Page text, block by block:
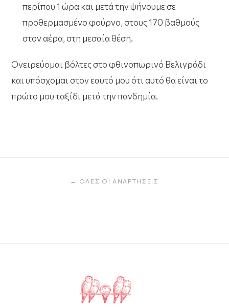
περίπου 1 ώρα και μετά την ψήνουμε σε
προθερμασμένο φούρνο, στους 170 βαθμούς
στον αέρα, στη μεσαία θέση.
Ονειρεύομαι βόλτες στο φθινοπωρινό Βελιγράδι
και υπόσχομαι στον εαυτό μου ότι αυτό θα είναι το
πρώτο μου ταξίδι μετά την πανδημία.
← ΌΛΕΣ ΟΙ ΑΝΑΡΤΉΣΕΙΣ